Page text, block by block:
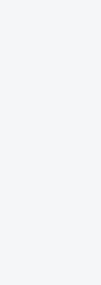
در اختیار شما
های اجتماعی
اجتماعی دیدید و
نام شما در سایت